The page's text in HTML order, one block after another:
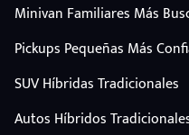
Minivan Familiares Más
Pickups Pequeñas Más
SUV Híbridas Tradicionales
Autos Híbridos